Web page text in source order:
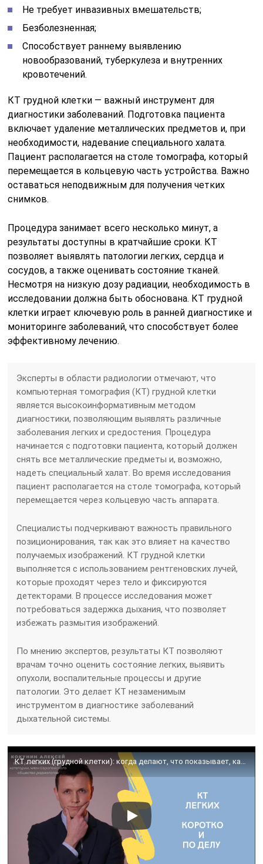
Не требует инвазивных вмешательств;
Безболезненная;
Способствует раннему выявлению
новообразований, туберкулеза и внутренних
кровотечений.
КТ грудной клетки — важный инструмент для
диагностики заболеваний. Подготовка пациента
включает удаление металлических предметов и, при
необходимости, надевание специального халата.
Пациент располагается на столе томографа, который
перемещается в кольцевую часть устройства. Важно
оставаться неподвижным для получения четких
снимков.
Процедура занимает всего несколько минут, а
результаты доступны в кратчайшие сроки. КТ
позволяет выявлять патологии легких, сердца и
сосудов, а также оценивать состояние тканей.
Несмотря на низкую дозу радиации, необходимость в
исследовании должна быть обоснована. КТ грудной
клетки играет ключевую роль в ранней диагностике и
мониторинге заболеваний, что способствует более
эффективному лечению.
Эксперты в области радиологии отмечают, что
компьютерная томография (КТ) грудной клетки
является высокоинформативным методом
диагностики, позволяющим выявлять различные
заболевания легких и средостения. Процедура
начинается с подготовки пациента, который должен
снять все металлические предметы и, возможно,
надеть специальный халат. Во время исследования
пациент располагается на столе томографа, который
перемещается через кольцевую часть аппарата.
Специалисты подчеркивают важность правильного
позиционирования, так как это влияет на качество
получаемых изображений. КТ грудной клетки
выполняется с использованием рентгеновских лучей,
которые проходят через тело и фиксируются
детекторами. В процессе исследования может
потребоваться задержка дыхания, что позволяет
избежать размытия изображений.
По мнению экспертов, результаты КТ позволяют
врачам точно оценить состояние легких, выявить
опухоли, воспалительные процессы и другие
патологии. Это делает КТ незаменимым
инструментом в диагностике заболеваний
дыхательной системы.